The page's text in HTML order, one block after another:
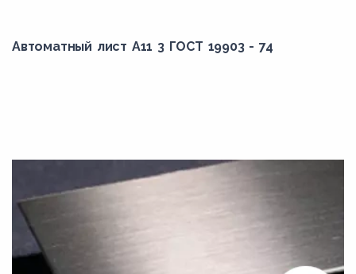
Автоматный лист А11 3 ГОСТ 19903 - 74